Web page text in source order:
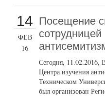
14
ФЕВ
16
Посещение
Сегодня, 11.02.2016,
Центра изучения
Техническом
был организован